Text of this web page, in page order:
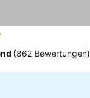
(862 Bewertungen)